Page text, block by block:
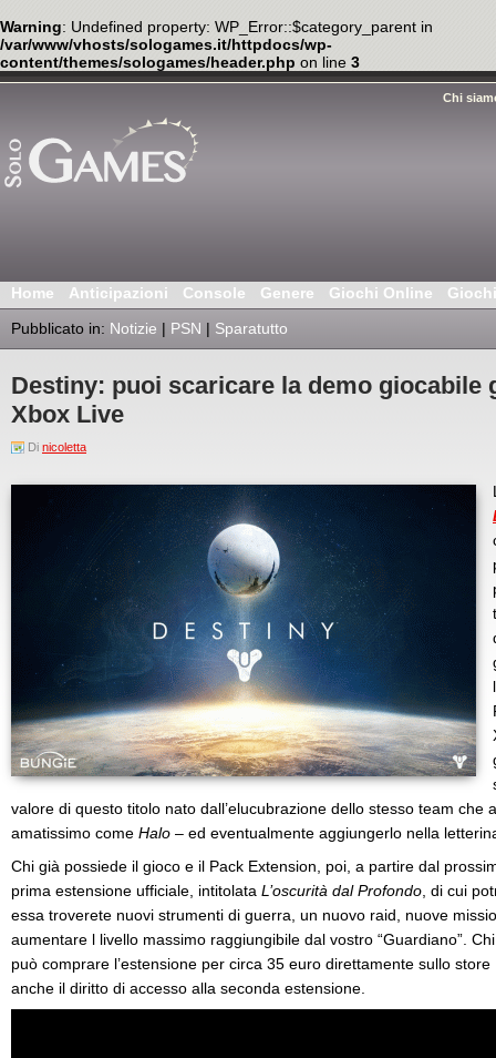
Warning: Undefined property: WP_Error::$category_parent in
/var/www/vhosts/sologames.it/httpdocs/wp-
content/themes/sologames/header.php on line 3
Chi
Home Anticipazioni Console Genere Giochi Online
Pubblicato in: Notizie | PSN | Sparatutto
Destiny: puoi scaricare la demo giocabile
Xbox Live
Di nicoletta
valore di questo titolo nato dall’elucubrazione dello stesso team che
amatissimo come Halo – ed eventualmente aggiungerlo nella
Chi già possiede il gioco e il Pack Extension, poi, a partire dal
prima estensione ufficiale, intitolata L’oscurità dal Profondo , di cui
essa troverete nuovi strumenti di guerra, un nuovo raid, nuove
aumentare l livello massimo raggiungibile dal vostro “Guardiano”.
può comprare l’estensione per circa 35 euro direttamente sullo store
anche il diritto di accesso alla seconda estensione.